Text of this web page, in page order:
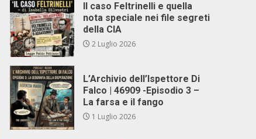
Il caso Feltrinelli e quella
nota speciale nei file segreti
della CIA
2 Luglio 2026
L’Archivio dell’Ispettore Di
Falco | 46909 -Episodio 3 –
La farsa e il fango
1 Luglio 2026